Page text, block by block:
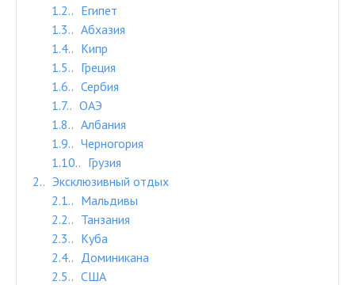
1.2.
Египет
1.3.
Абхазия
1.4.
Кипр
1.5.
Греция
1.6.
Сербия
1.7.
ОАЭ
1.8.
Албания
1.9.
Черногория
1.10.
Грузия
2.
Эксклюзивный отдых
2.1.
Мальдивы
2.2.
Танзания
2.3.
Куба
2.4.
Доминикана
2.5.
США